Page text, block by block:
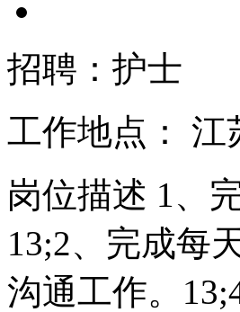
招聘：护士
工作地点：
岗位描述 1、
13;2、完成每
沟通工作。